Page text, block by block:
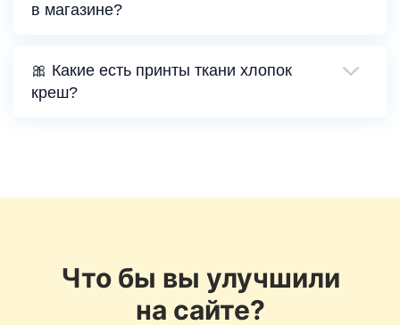
в магазине?
🎀 Какие есть принты ткани хлопок
креш?
Что бы вы улучшили
на сайте?